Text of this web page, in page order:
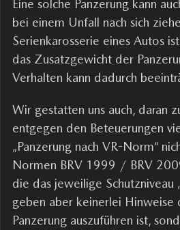
Eine solche Panzerung kann
bei einem Unfall nach sich
Serienkarosserie eines Autos
das Zusatzgewicht der
Verhalten kann dadurch
Wir gestatten uns auch, daran
entgegen den Beteuerungen
„Panzerung nach VR-Norm“
Normen BRV 1999 / BRV
die das jeweilige Schutzniveau
geben aber keinerlei Hinweise
Panzerung auszuführen ist,